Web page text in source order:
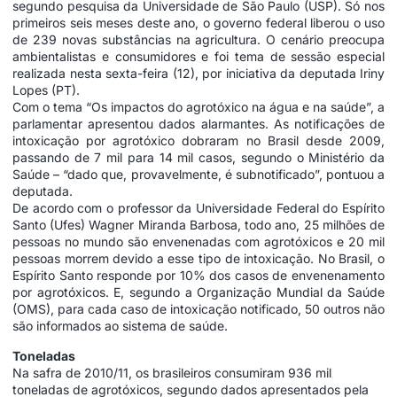
segundo pesquisa da Universidade de São Paulo (USP). Só nos
primeiros seis meses deste ano, o governo federal liberou o uso
de 239 novas substâncias na agricultura. O cenário preocupa
ambientalistas e consumidores e foi tema de sessão especial
realizada nesta sexta-feira (12), por iniciativa da deputada Iriny
Lopes (PT).
Com o tema “Os impactos do agrotóxico na água e na saúde”, a
parlamentar apresentou dados alarmantes. As notificações de
intoxicação por agrotóxico dobraram no Brasil desde 2009,
passando de 7 mil para 14 mil casos, segundo o Ministério da
Saúde – “dado que, provavelmente, é subnotificado”, pontuou a
deputada.
De acordo com o professor da Universidade Federal do Espírito
Santo (Ufes) Wagner Miranda Barbosa, todo ano, 25 milhões de
pessoas no mundo são envenenadas com agrotóxicos e 20 mil
pessoas morrem devido a esse tipo de intoxicação. No Brasil, o
Espírito Santo responde por 10% dos casos de envenenamento
por agrotóxicos. E, segundo a Organização Mundial da Saúde
(OMS), para cada caso de intoxicação notificado, 50 outros não
são informados ao sistema de saúde.
Toneladas
Na safra de 2010/11, os brasileiros consumiram 936 mil
toneladas de agrotóxicos, segundo dados apresentados pela